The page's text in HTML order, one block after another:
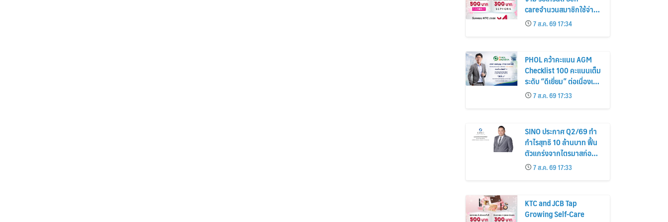
careจำนวนสมาชิกใช้จ่าย
หมวดเครื่องสำอางเพิ่ม
26%
7 ส.ค. 69 17:34
PHOL คว้าคะแนน AGM
Checklist 100 คะแนนเต็ม
ระดับ “ดีเยี่ยม” ต่อเนื่องเป็น
ปีที่ 7 ตอกย้ำการดำเนิน
ธุรกิจตามหลักธรรมาภิบาล
โปร่งใส สร้างความเชื่อมั่นผู้
7 ส.ค. 69 17:33
SINO ประกาศ Q2/69 ทำ
กำไรสุทธิ 10 ล้านบาท ฟื้น
ตัวแกร่งจากไตรมาสก่อน
เตรียมจ่ายปันผลระหว่าง
กาล 0.014423 บาทต่อหุ้น
ครึ่งปีหลังมุ่งเติบโตต่อเนื่อง
7 ส.ค. 69 17:33
KTC and JCB Tap
Growing Self-Care